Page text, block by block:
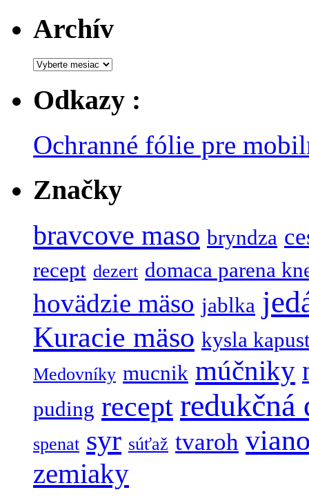
Archív
Archív
Odkazy :
Ochranné fólie pre
Značky
bravcove maso bryndza
recept dezert domaca parena
hovädzie mäso jablka
Kuracie mäso kysla
Medovníky mucnik múčniky
puding recept redukčná
spenat syr súťaž tvaroh
zemiaky